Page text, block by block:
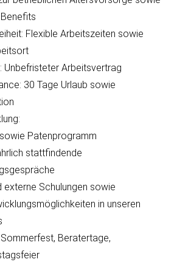
Flexible Arbeitszeiten sowie
Unbefristeter Arbeitsvertrag
30 Tage Urlaub sowie
Patenprogramm
stattfindende
externe Schulungen sowie
in unseren
Beratertage,